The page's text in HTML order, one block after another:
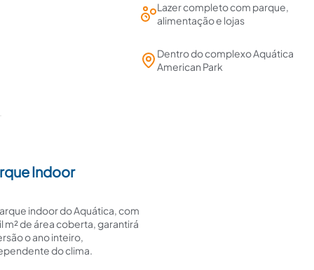
Lazer completo com parque,
alimentação e lojas
Dentro do complexo Aquática
American Park
Indoor
indoor do Aquática, com
m² de área coberta, garantirá
o ano inteiro,
do clima.